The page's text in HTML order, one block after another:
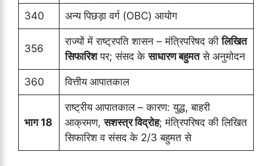
340 अन्य पिछड़ा वर्ग (OBC) आयोग
356
राज्यों में राष्ट्रपति शासन – मंत्रिपरिषद कीलिखित
सिफारिशपर; संसद केसाधारण बहुमतसे अनुमोदन
360 वित्तीय आपातकाल
भाग 18
राष्ट्रीय आपातकाल – कारण: युद्ध, बाहरी
आक्रमण,सशस्त्र विद्रोह; मंत्रिपरिषद की लिखित
सिफारिश व संसद के 2/3 बहुमत से